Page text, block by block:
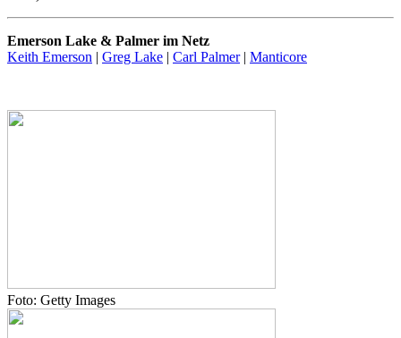
Emerson Lake & Palmer im Netz
Keith Emerson | Greg Lake | Carl Palmer| Manticore
Foto: Getty Images